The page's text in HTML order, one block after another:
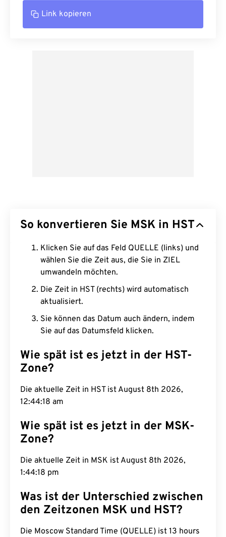
Link kopieren
So konvertieren Sie MSK in HST
Klicken Sie auf das Feld QUELLE (links) und
wählen Sie die Zeit aus, die Sie in ZIEL
umwandeln möchten.
Die Zeit in HST (rechts) wird automatisch
aktualisiert.
Sie können das Datum auch ändern, indem
Sie auf das Datumsfeld klicken.
Wie spät ist es jetzt in der HST-
Zone?
Die aktuelle Zeit in HST ist August 8th 2026,
12:44:19 am
Wie spät ist es jetzt in der MSK-
Zone?
Die aktuelle Zeit in MSK ist August 8th 2026,
1:44:19 pm
Was ist der Unterschied zwischen
den Zeitzonen MSK und HST?
Die Moscow Standard Time (QUELLE) ist 13 hours